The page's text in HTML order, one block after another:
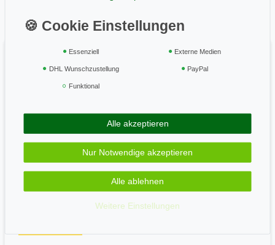
Zahlung und Versand
Geprüft & sicher
Zahle bequem per
Wir versenden mit
Essenziell Externe Medien
DHL Wunschzustellung PayPal
Funktional
Alle akzeptieren
Nur Notwendige akzeptieren
Alle ablehnen
Weitere Einstellungen